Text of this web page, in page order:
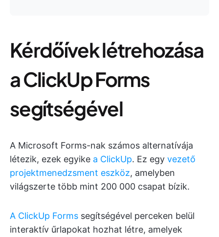
Kérdőívek létrehozása
a ClickUp Forms
segítségével
A Microsoft Forms-nak számos alternatívája
létezik, ezek egyike a ClickUp. Ez egy vezető
projektmenedzsment eszköz, amelyben
világszerte több mint 200 000 csapat bízik.
A ClickUp Forms segítségével perceken belül
interaktív űrlapokat hozhat létre, amelyek